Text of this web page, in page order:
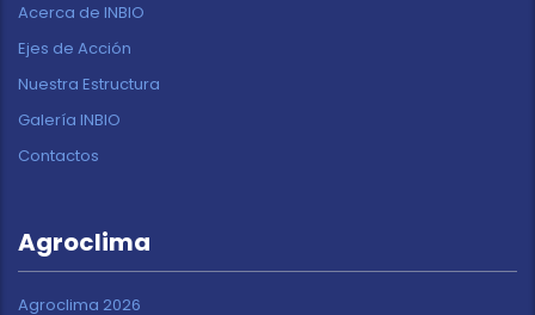
Acerca de INBIO
Ejes de Acción
Nuestra Estructura
Galería INBIO
Contactos
Agroclima
Agroclima 2026